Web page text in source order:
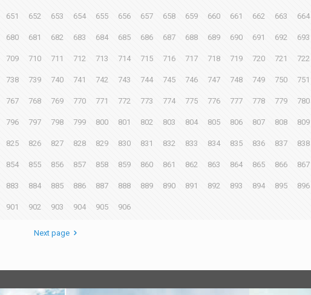
651 652 653 654 655 656 657 658 659 660 661 662 663 664
680 681 682 683 684 685 686 687 688 689 690 691 692 693
709 710 711 712 713 714 715 716 717 718 719 720 721 722
738 739 740 741 742 743 744 745 746 747 748 749 750 751
767 768 769 770 771 772 773 774 775 776 777 778 779 780
796 797 798 799 800 801 802 803 804 805 806 807 808 809
825 826 827 828 829 830 831 832 833 834 835 836 837 838
854 855 856 857 858 859 860 861 862 863 864 865 866 867
883 884 885 886 887 888 889 890 891 892 893 894 895 896
901 902 903 904 905 906
Next page